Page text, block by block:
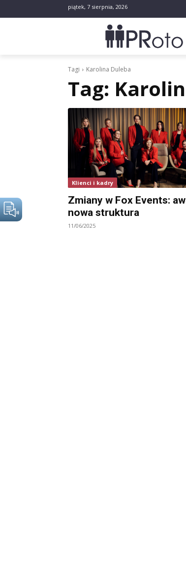
piątek, 7 sierpnia, 2026
Tagi Karolina Duleba
Tag:
Klienci i kadry
Zmiany w Fox Events:
nowa struktura
11/06/2025